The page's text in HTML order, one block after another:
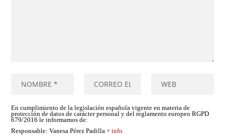
En cumplimiento de la legislación española vigente en materia de
protección de datos de carácter personal y del reglamento europeo RGPD
679/2016 le informamos de:
Responsable: Vanesa Pérez Padilla+ info